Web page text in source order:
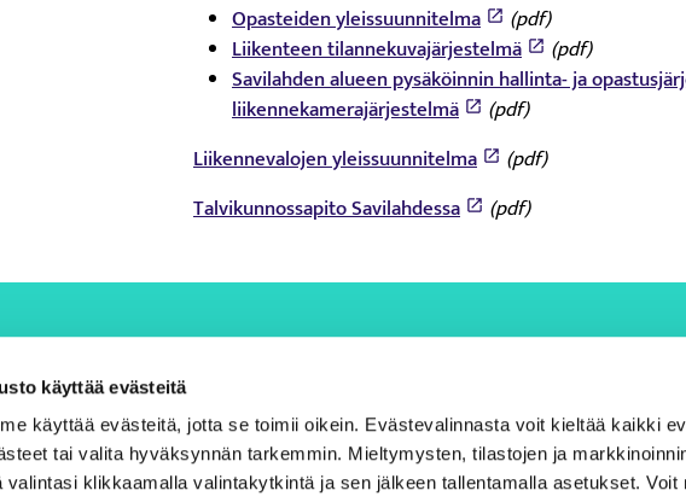
käyttää evästeitä
käyttää evästeitä, jotta se toimii oikein. Evästevalinnasta voit kieltää kaikki
tai valita hyväksynnän tarkemmin. Mieltymysten, tilastojen ja
valintasi klikkaamalla valintakytkintä ja sen jälkeen tallentamalla asetukset. Voit
Opasteiden yleissuunnitelma
(pdf)
Liikenteen tilannekuvajärjestelmä
(pdf)
Savilahden alueen pysäköinnin hallinta- ja
liikennekamerajärjestelmä
(pdf)
Liikennevalojen yleissuunnitelma
(pdf)
Talvikunnossapito Savilahdessa
(pdf)